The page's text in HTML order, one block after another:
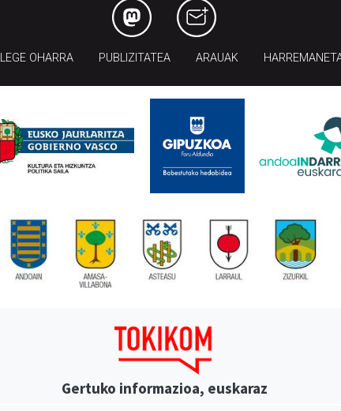
LEGE OHARRA PUBLIZITATEA ARAUAK
Gertuko informazioa, euskaraz